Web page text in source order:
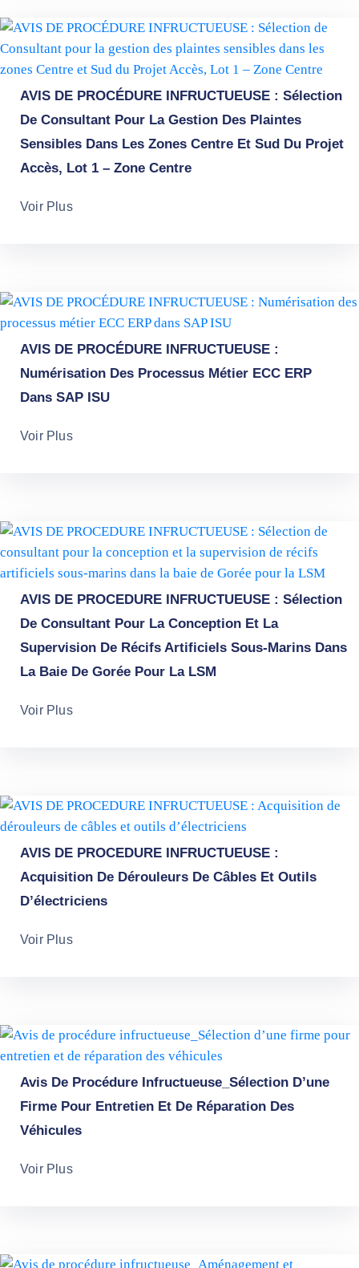
AVIS DE PROCÉDURE INFRUCTUEUSE : Sélection
De Consultant Pour La Gestion Des Plaintes
Sensibles Dans Les Zones Centre Et Sud Du Projet
Accès, Lot 1 – Zone Centre
Voir Plus
AVIS DE PROCÉDURE INFRUCTUEUSE :
Numérisation Des Processus Métier ECC ERP
Dans SAP ISU
Voir Plus
AVIS DE PROCEDURE INFRUCTUEUSE : Sélection
De Consultant Pour La Conception Et La
Supervision De Récifs Artificiels Sous-Marins Dans
La Baie De Gorée Pour La LSM
Voir Plus
AVIS DE PROCEDURE INFRUCTUEUSE :
Acquisition De Dérouleurs De Câbles Et Outils
D’électriciens
Voir Plus
Avis De Procédure Infructueuse_Sélection D’une
Firme Pour Entretien Et De Réparation Des
Véhicules
Voir Plus